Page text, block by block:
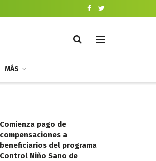
MÁS
Comienza pago de
compensaciones a
beneficiarios del programa
Control Niño Sano de